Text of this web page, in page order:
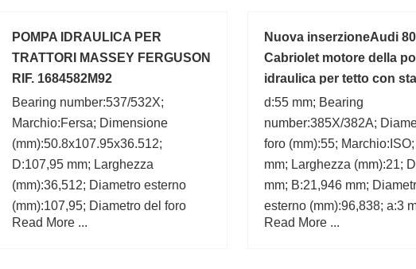
POMPA IDRAULICA PER
TRATTORI MASSEY FERGUSON
RIF. 1684582M92
Bearing number:537/532X;
Marchio:Fersa; Dimensione
(mm):50.8x107.95x36.512;
D:107,95 mm; Larghezza
(mm):36,512; Diametro esterno
(mm):107,95; Diametro del foro
(mm):50,8; d:50,8 mm;
Read More ...
Nuova inserzioneAudi 80
Cabriolet motore della
idraulica per tetto con
8G0810654B
d:55 mm; Bearing
number:385X/382A;
foro (mm):55; Marchio:ISO;
mm; Larghezza (mm):21;
mm; B:21,946 mm;
esterno (mm):96,838; a:3
Read More ...